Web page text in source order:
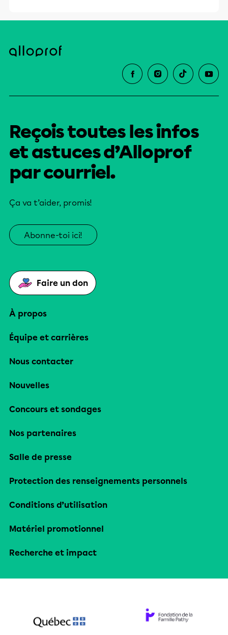
Reçois toutes les infos
et astuces d’Alloprof
par courriel.
Ça va t’aider, promis!
Abonne-toi ici!
Faire un don
À propos
Équipe et carrières
Nous contacter
Nouvelles
Concours et sondages
Nos partenaires
Salle de presse
Protection des renseignements personnels
Conditions d’utilisation
Matériel promotionnel
Recherche et impact